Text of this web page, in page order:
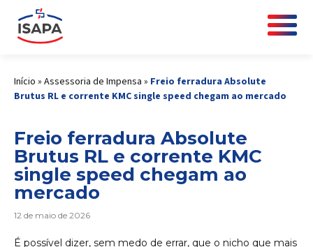
Início » Assessoria de Impensa » Freio ferradura Absolute
Brutus RL e corrente KMC single speed chegam ao mercado
Freio ferradura Absolute
Brutus RL e corrente KMC
single speed chegam ao
mercado
12 de maio de 2026
É possível dizer, sem medo de errar, que o nicho que mais